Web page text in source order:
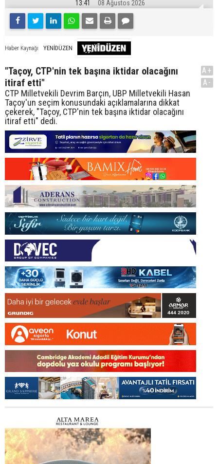
13:41 08 Ağustos 2026
Haber Kaynağı YENİDÜZEN
"Taçoy, CTP'nin tek başına iktidar olacağını
itiraf etti"
CTP Milletvekili Devrim Barçın, UBP Milletvekili Hasan
Taçoy'un seçim konusundaki açıklamalarına dikkat
çekerek, "Taçoy, CTP'nin tek başına iktidar olacağını
itiraf etti" dedi.
A+
A-